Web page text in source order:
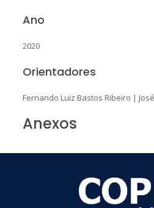
Ano
2020
Orientadores
Fernando Luiz Bastos Ribeiro |
Anexos